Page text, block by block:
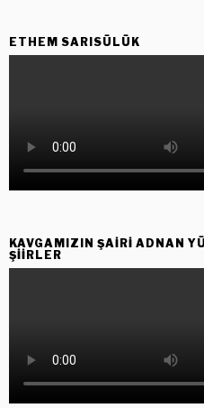
ETHEM SARISÜLÜK
KAVGAMIZIN ŞAIRI ADNAN
ŞIIRLER